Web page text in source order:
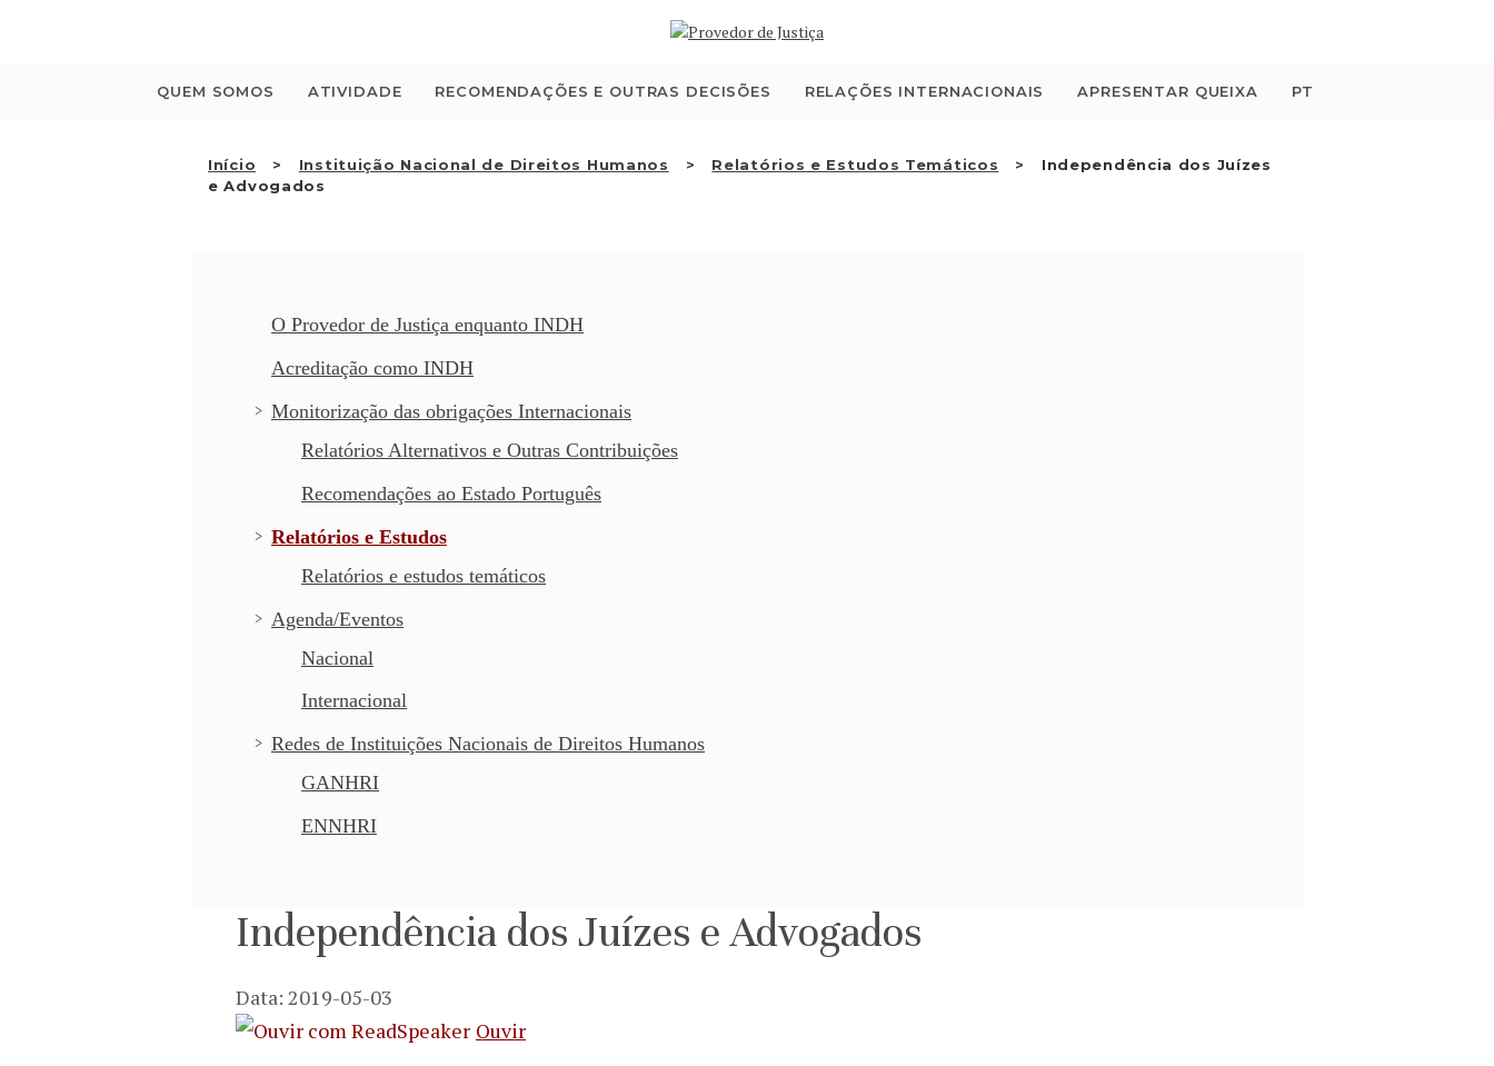
QUEM SOMOS ATIVIDADE RECOMENDAÇÕES E OUTRAS DECISÕES RELAÇÕES INTERNACIONAIS APRESENTAR QUEIXA PT
Início Instituição Nacional de Direitos Humanos Relatórios e Estudos Temáticos
Independência dos Juízes
e Advogados
QUEM SOMOS
ATIVIDADE
RECOMENDAÇÕES E
INTERNACIONAIS
APRESENTAR QUEIXA
PT
O Provedor de Justiça enquanto INDH
Acreditação como INDH
Monitorização das obrigações Internacionais
Relatórios Alternativos e Outras Contribuições
Recomendações ao Estado Português
Relatórios e Estudos
Relatórios e estudos temáticos
Agenda/Eventos
Nacional
Internacional
Redes de Instituições Nacionais de Direitos Humanos
GANHRI
ENNHRI
Independência dos Juízes e Advogados
Data: 2019-05-03
Ouvir